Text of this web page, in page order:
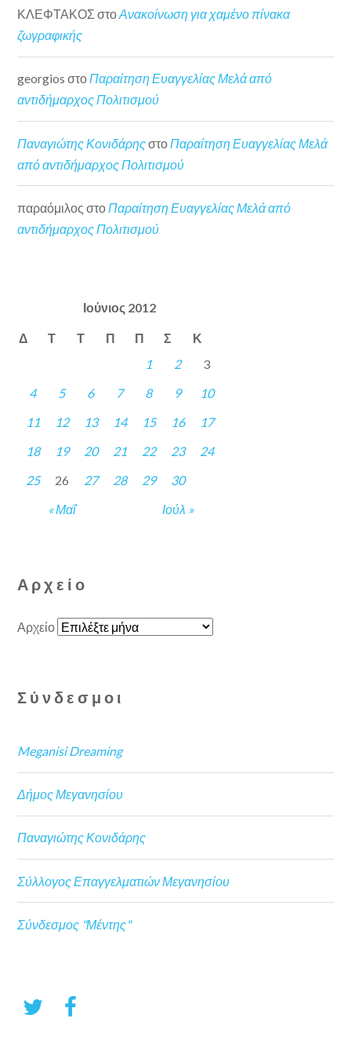
ΚΛΕΦΤΑΚΟΣ στοΑνακοίνωση για χαμένο πίνακα
ζωγραφικής
georgios στοΠαραίτηση Ευαγγελίας Μελά από
αντιδήμαρχος Πολιτισμού
Παναγιώτης Κονιδάρηςστο Παραίτηση Ευαγγελίας Μελά
από αντιδήμαρχος Πολιτισμού
παραόμιλος στοΠαραίτηση Ευαγγελίας Μελά από
αντιδήμαρχος Πολιτισμού
Ιούνιος 2012
Δ Τ Τ Π Π Σ Κ
« Μαΐ Ιούλ »
1 2
3
4
5 6 7 8 9
10
11
12 13 14 15 16
17
18
19 20 21 22 23
24
25
26 27 28 29 30
Αρχείο
Αρχείο
Σύνδεσμοι
Meganisi Dreaming
Δήμος Μεγανησίου
Παναγιώτης Κονιδάρης
Σύλλογος Επαγγελματιών Μεγανησίου
Σύνδεσμος "Μέντης"